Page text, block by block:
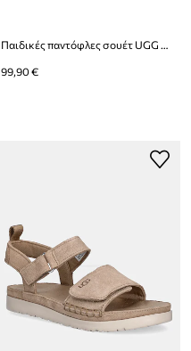
Παιδικές παντόφλες σουέτ UGG DISQUETTE
99,90 €